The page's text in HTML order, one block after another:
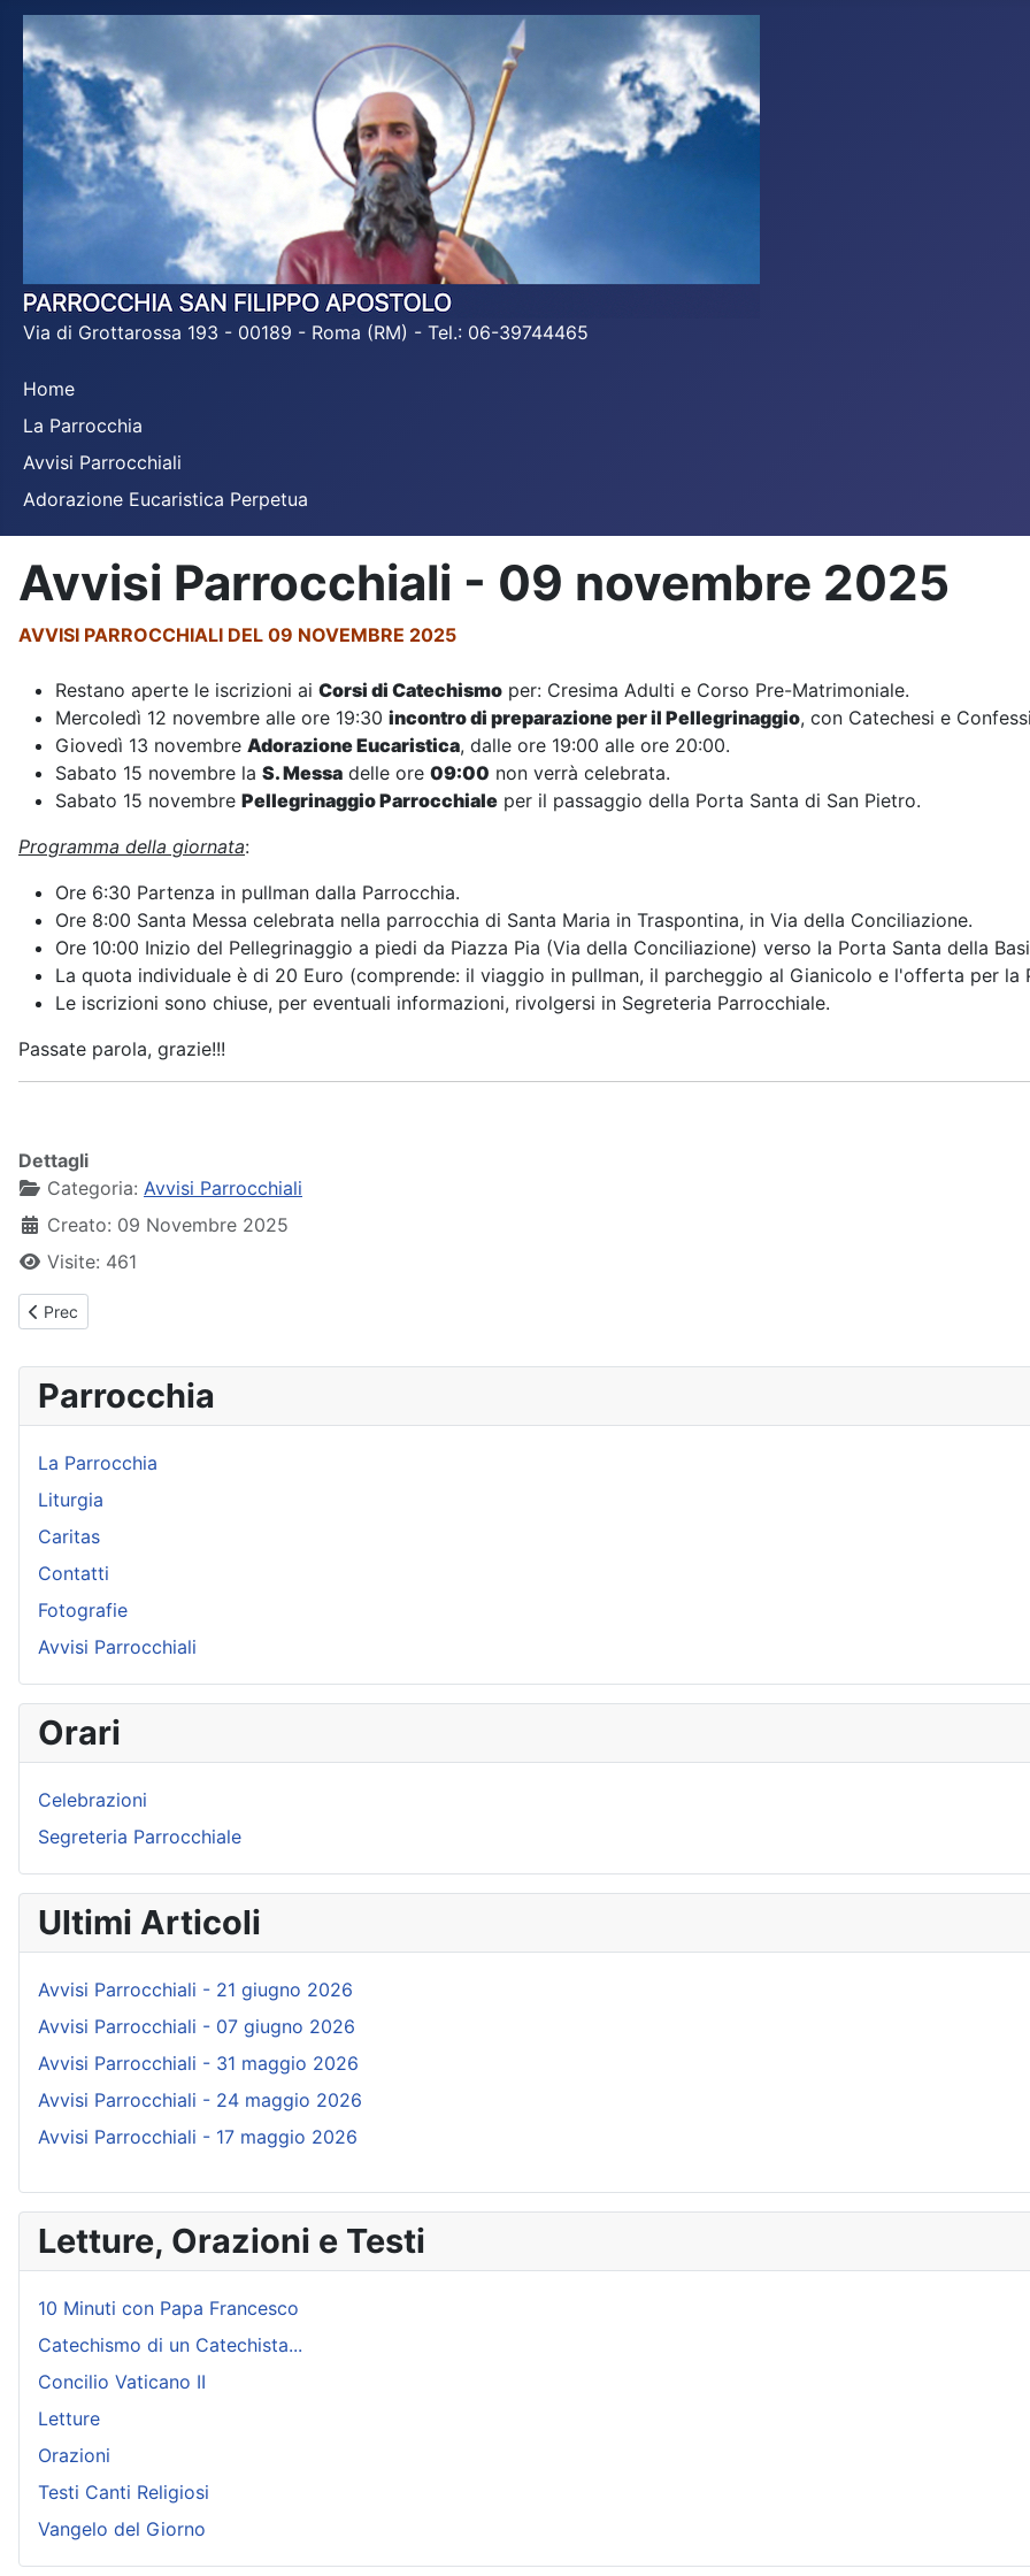
Via di Grottarossa 193 - 00189 - Roma (RM) - Tel.: 06-39744465
Home
La Parrocchia
Avvisi Parrocchiali
Adorazione Eucaristica Perpetua
Avvisi Parrocchiali - 09 novembre 2025
AVVISI PARROCCHIALI DEL 09 NOVEMBRE 2025
Restano aperte le iscrizioni ai Corsi di Catechismo per: Cresima Adulti e Corso Pre-Matrimoniale.
Mercoledì 12 novembre alle ore 19:30 incontro di preparazione per il Pellegrinaggio, con Catechesi e
Giovedì 13 novembre Adorazione Eucaristica, dalle ore 19:00 alle ore 20:00.
Sabato 15 novembre la S. Messa delle ore 09:00 non verrà celebrata.
Sabato 15 novembre Pellegrinaggio Parrocchiale per il passaggio della Porta Santa di San Pietro.
Programma della giornata:
Ore 6:30 Partenza in pullman dalla Parrocchia.
Ore 8:00 Santa Messa celebrata nella parrocchia di Santa Maria in Traspontina, in Via della Conciliazione.
Ore 10:00 Inizio del Pellegrinaggio a piedi da Piazza Pia (Via della Conciliazione) verso la Porta Santa della
La quota individuale è di 20 Euro (comprende: il viaggio in pullman, il parcheggio al Gianicolo e l'offerta per la
Le iscrizioni sono chiuse, per eventuali informazioni, rivolgersi in Segreteria Parrocchiale.
Passate parola, grazie!!!
Dettagli
Categoria: Avvisi Parrocchiali
Creato: 09 Novembre 2025
Visite: 461
Articolo precedente: Avvisi Parrocchiali - 30 novembre 2025
Prec
Parrocchia
La Parrocchia
Liturgia
Caritas
Contatti
Fotografie
Avvisi Parrocchiali
Orari
Celebrazioni
Segreteria Parrocchiale
Ultimi Articoli
Avvisi Parrocchiali - 21 giugno 2026
Avvisi Parrocchiali - 07 giugno 2026
Avvisi Parrocchiali - 31 maggio 2026
Avvisi Parrocchiali - 24 maggio 2026
Avvisi Parrocchiali - 17 maggio 2026
Letture, Orazioni e Testi
10 Minuti con Papa Francesco
Catechismo di un Catechista...
Concilio Vaticano II
Letture
Orazioni
Testi Canti Religiosi
Vangelo del Giorno